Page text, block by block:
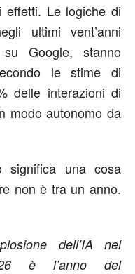
Le logiche di
ultimi vent’anni
Google, stanno
le stime di
delle interazioni di
modo autonomo da
significa una cosa
non è tra un anno.
dell’IA nel
è l’anno del